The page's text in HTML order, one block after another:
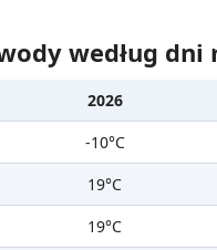
według dni
2026
-10°C
19°C
19°C